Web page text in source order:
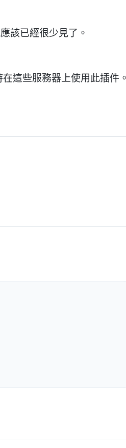
該已經很少見了。
這些服務器上使用此插件。